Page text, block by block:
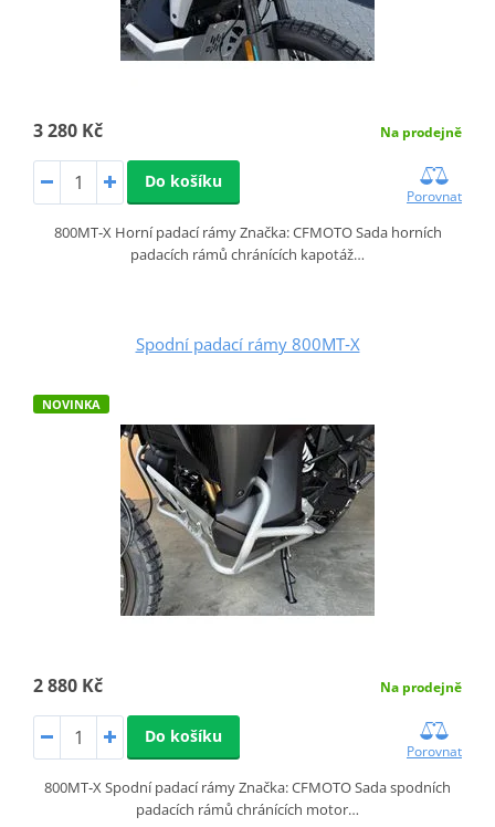
3 280 Kč Na prodejně
Do košíku
Porovnat
800MT‑X Horní padací rámy Značka: CFMOTO Sada horních
padacích rámů chránících kapotáž…
Spodní padací rámy 800MT‑X
NOVINKA
2 880 Kč Na prodejně
Do košíku
Porovnat
800MT‑X Spodní padací rámy Značka: CFMOTO Sada spodních
padacích rámů chránících motor…